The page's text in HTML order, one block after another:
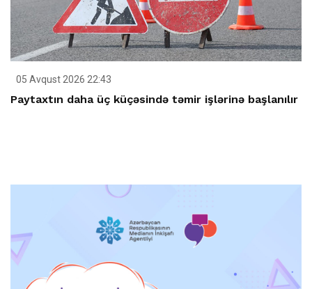
05 Avqust 2026 22:43
Paytaxtın daha üç küçəsində təmir işlərinə başlanılır